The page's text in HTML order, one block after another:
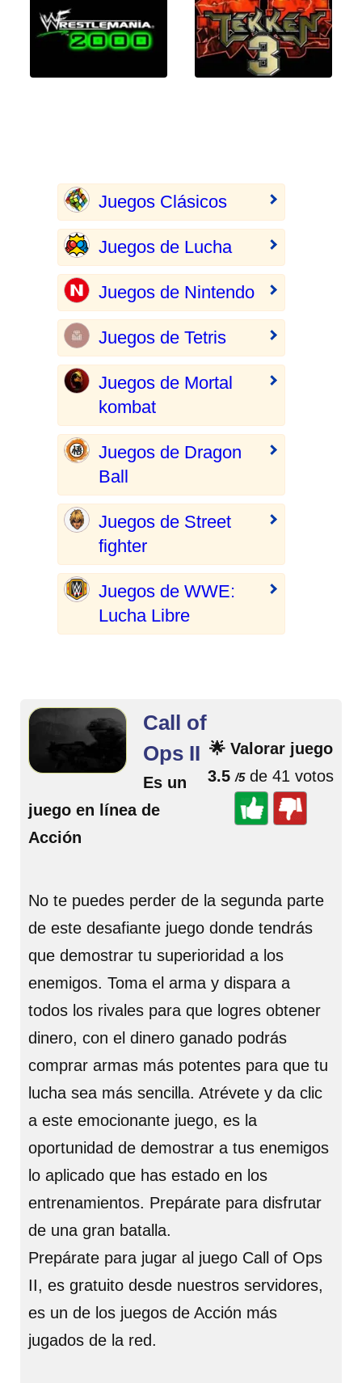
Juegos Clásicos
Juegos de Lucha
Juegos de Nintendo
Juegos de Tetris
Juegos de Mortal
kombat
Juegos de Dragon
Ball
Juegos de Street
fighter
Juegos de WWE:
Lucha Libre
🌟 Valorar juego
3.5 /5de 41 votos
Call of
Ops II
Es un
juego en línea de
Acción
No te puedes perder de la segunda parte
de este desafiante juego donde tendrás
que demostrar tu superioridad a los
enemigos. Toma el arma y dispara a
todos los rivales para que logres obtener
dinero, con el dinero ganado podrás
comprar armas más potentes para que tu
lucha sea más sencilla. Atrévete y da clic
a este emocionante juego, es la
oportunidad de demostrar a tus enemigos
lo aplicado que has estado en los
entrenamientos. Prepárate para disfrutar
de una gran batalla.
Prepárate para jugar al juego Call of Ops
II, es gratuito desde nuestros servidores,
es un de los juegos de Acción más
jugados de la red.